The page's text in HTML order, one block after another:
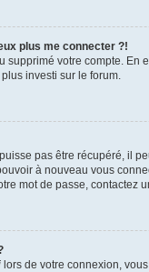
plus me connecter ?!
supprimé votre compte.
investi sur le forum.
pas être récupéré, il
à nouveau vous
mot de passe, contactez
lors de votre connexion,